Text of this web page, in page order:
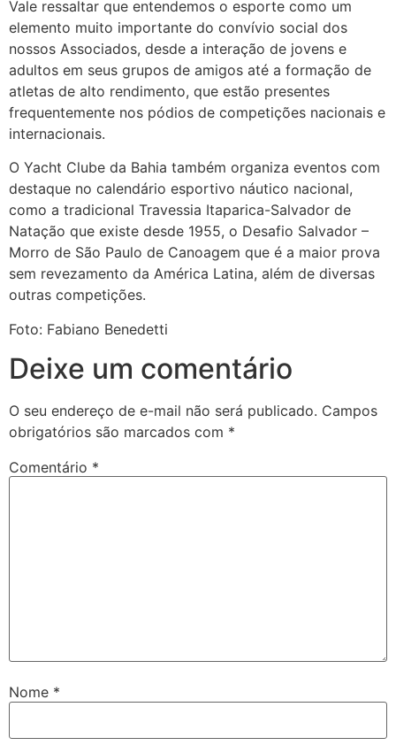
Vale ressaltar que entendemos o esporte como um
elemento muito importante do convívio social dos
nossos Associados, desde a interação de jovens e
adultos em seus grupos de amigos até a formação de
atletas de alto rendimento, que estão presentes
frequentemente nos pódios de competições nacionais e
internacionais.
O Yacht Clube da Bahia também organiza eventos com
destaque no calendário esportivo náutico nacional,
como a tradicional Travessia Itaparica-Salvador de
Natação que existe desde 1955, o Desafio Salvador –
Morro de São Paulo de Canoagem que é a maior prova
sem revezamento da América Latina, além de diversas
outras competições.
Foto: Fabiano Benedetti
Deixe um comentário
O seu endereço de e-mail não será publicado. Campos
obrigatórios são marcados com *
Comentário *
Nome *